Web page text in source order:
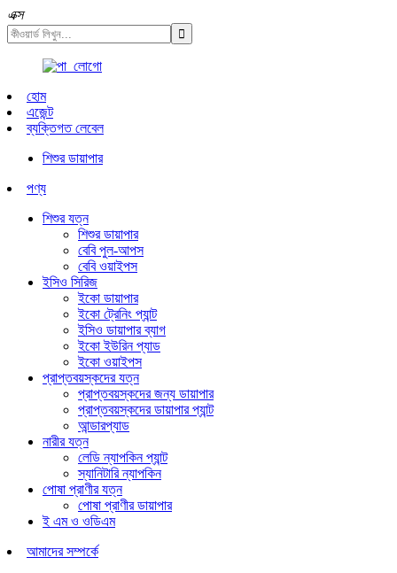
এক্স
হোম
এজেন্ট
ব্যক্তিগত লেবেল
শিশুর ডায়াপার
পণ্য
শিশুর যত্ন
শিশুর ডায়াপার
বেবি পুল-আপস
বেবি ওয়াইপস
ইসিও সিরিজ
ইকো ডায়াপার
ইকো ট্রেনিং প্যান্ট
ইসিও ডায়াপার ব্যাগ
ইকো ইউরিন প্যাড
ইকো ওয়াইপস
প্রাপ্তবয়স্কদের যত্ন
প্রাপ্তবয়স্কদের জন্য ডায়াপার
প্রাপ্তবয়স্কদের ডায়াপার প্যান্ট
আন্ডারপ্যাড
নারীর যত্ন
লেডি ন্যাপকিন প্যান্ট
স্যানিটারি ন্যাপকিন
পোষা প্রাণীর যত্ন
পোষা প্রাণীর ডায়াপার
ই এম ও ওডিএম
আমাদের সম্পর্কে